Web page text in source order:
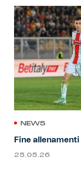
NEWS
Fine
25.05.26